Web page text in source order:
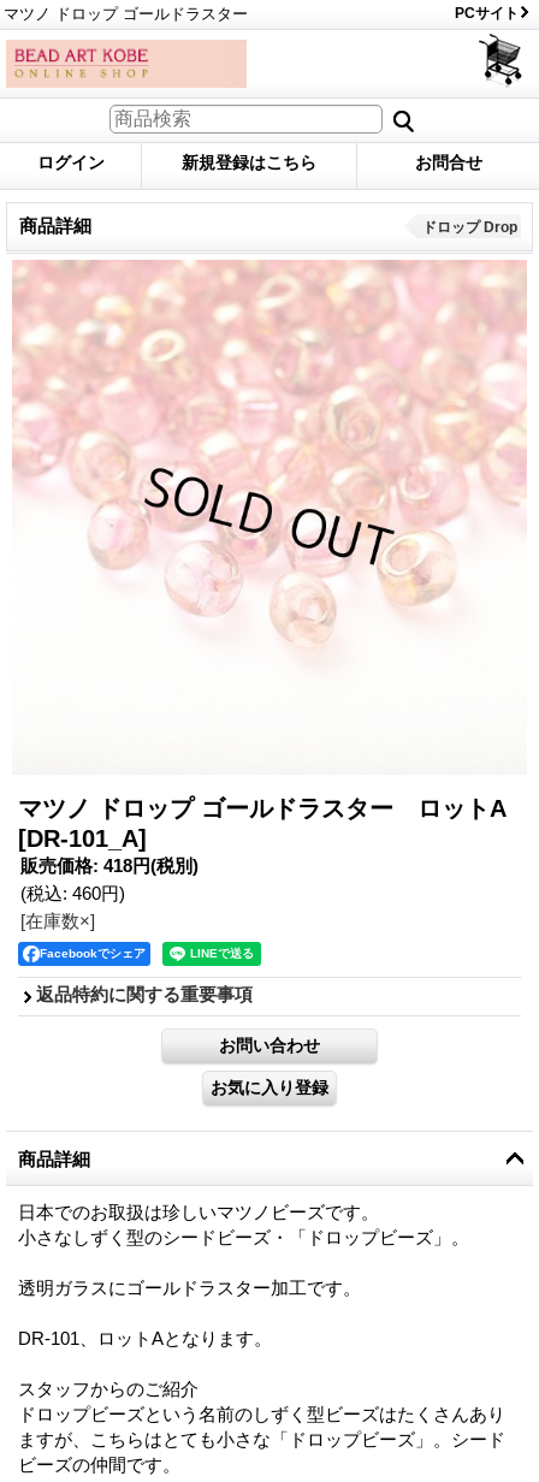
マツノ ドロップ ゴールドラスター PCサイト
ログイン 新規登録はこちら お問合せ
商品詳細 ドロップ Drop
マツノ ドロップ ゴールドラスター ロットA
[DR-101_A]
販売価格: 418円(税別)
(税込: 460円)
[在庫数×]
Facebookでシェア
返品特約に関する重要事項
商品詳細
日本でのお取扱は珍しいマツノビーズです。
小さなしずく型のシードビーズ・「ドロップビーズ」。
透明ガラスにゴールドラスター加工です。
DR-101、ロットAとなります。
スタッフからのご紹介
ドロップビーズという名前のしずく型ビーズはたくさんあり
ますが、こちらはとても小さな「ドロップビーズ」。シード
ビーズの仲間です。